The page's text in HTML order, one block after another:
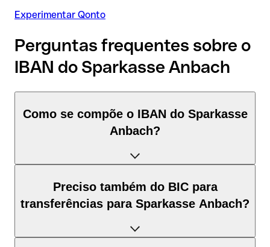
Experimentar Qonto
Perguntas frequentes sobre o
IBAN do Sparkasse Anbach
Como se compõe o IBAN do Sparkasse
Anbach?
composto por três elementos:
Código de país (posição 1–2): Alemanha identifica
Preciso também do BIC para
transferências para Sparkasse Anbach?